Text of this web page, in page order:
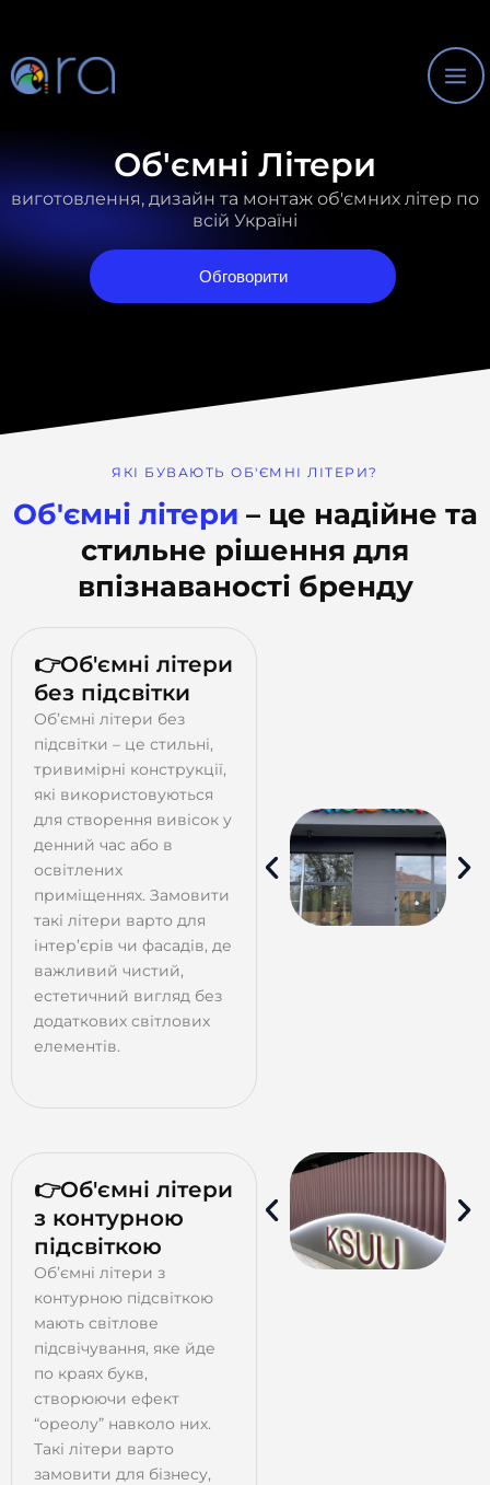
вмісту
Об'ємні Літери
виготовлення, дизайн та монтаж об'ємних літер по
всій Україні
Обговорити
ЯКІ БУВАЮТЬ ОБ'ЄМНІ ЛІТЕРИ?
Об'ємні літери – це надійне та
стильне рішення для
впізнаваності бренду
👉Об'ємні літери
без підсвітки
Об’ємні літери без
підсвітки – це стильні,
тривимірні конструкції,
які використовуються
для створення вивісок у
денний час або в
освітлених
приміщеннях. Замовити
такі літери варто для
інтер’єрів чи фасадів, де
важливий чистий,
естетичний вигляд без
додаткових світлових
елементів.
👉Об'ємні літери
з контурною
підсвіткою
Об’ємні літери з
контурною підсвіткою
мають світлове
підсвічування, яке йде
по краях букв,
створюючи ефект
“ореолу” навколо них.
Такі літери варто
замовити для бізнесу,